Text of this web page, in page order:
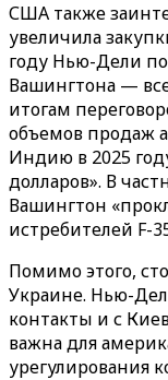
США также
увеличила
году Нью-Дели
Вашингтона —
итогам
объемов продаж
Индию в 2025
долларов». В
Вашингтон
истребителей F-
Помимо этого,
Украине. Нью-
контакты и с
важна для
урегулирования